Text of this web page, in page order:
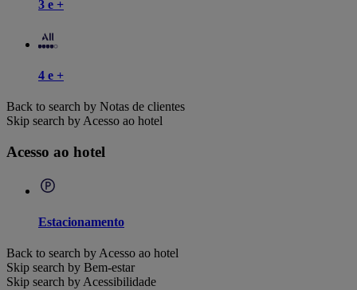
3 e +
4 e +
Back to search by Notas de clientes
Skip search by Acesso ao hotel
Acesso ao hotel
Estacionamento
Back to search by Acesso ao hotel
Skip search by Bem-estar
Skip search by Acessibilidade